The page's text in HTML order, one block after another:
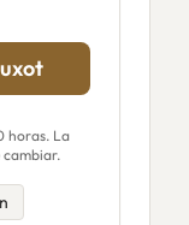
horas. La
cambiar.